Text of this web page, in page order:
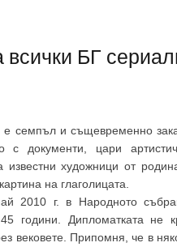
всички БГ
семпъл и същевременно
документи, цари
известни художници от
на глаголицата.
2010 г. в Народното
години. Дипломатката не
вековете. Припомня, че в